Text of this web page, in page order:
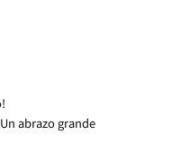
abrazo grande